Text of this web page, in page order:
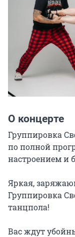
О концерте
Группировка
по полной
настроением и
Яркая,
Группировка
танцпола!
Вас ждут